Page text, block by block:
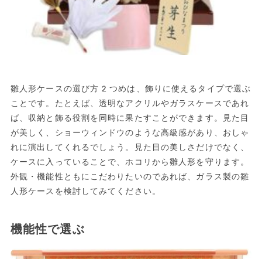
雛人形ケースの選び方2つめは、飾りに使えるタイプで選ぶ
ことです。たとえば、透明なアクリルやガラスケースであれ
ば、収納と飾る役割を同時に果たすことができます。見た目
が美しく、ショーウィンドウのような高級感があり、おしゃ
れに演出してくれるでしょう。見た目の美しさだけでなく、
ケースに入っていることで、ホコリから雛人形を守ります。
外観・機能性ともにこだわりたいのであれば、ガラス製の雛
人形ケースを検討してみてください。
機能性で選ぶ